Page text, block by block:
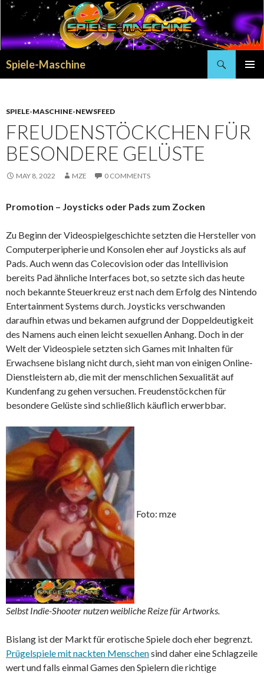
Spiele-Maschine
SPIELE-MASCHINE-NEWSFEED
FREUDENSTÖCKCHEN FÜR
BESONDERE GELÜSTE
MAY 8, 2022 MZE 0 COMMENTS
Promotion – Joysticks oder Pads zum Zocken
Zu Beginn der Videospielgeschichte setzten die Hersteller von
Computerperipherie und Konsolen eher auf Joysticks als auf
Pads. Auch wenn das Colecovision oder das Intellivision
bereits Pad ähnliche Interfaces bot, so setzte sich das heute
noch bekannte Steuerkreuz erst nach dem Erfolg des Nintendo
Entertainment Systems durch. Joysticks verschwanden
daraufhin etwas und bekamen aufgrund der Doppeldeutigkeit
des Namens auch einen leicht sexuellen Anhang. Doch in der
Welt der Videospiele setzten sich Games mit Inhalten für
Erwachsene bislang nicht durch, sieht man von einigen Online-
Dienstleistern ab, die mit der menschlichen Sexualität auf
Kundenfang zu gehen versuchen. Freudenstöckchen für
besondere Gelüste sind schließlich käuflich erwerbbar.
Foto: mze
Selbst Indie-Shooter nutzen weibliche Reize für Artworks.
Bislang ist der Markt für erotische Spiele doch eher begrenzt.
Prügelspiele mit nackten Menschensind daher eine Schlagzeile
wert und falls einmal Games den Spielern die richtige